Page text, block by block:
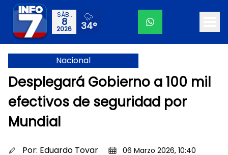
SÁB.,
8
2026 34°
Nacional
Desplegará Gobierno a 100 mil
efectivos de seguridad por
Mundial
Por: Eduardo Tovar
06 Marzo 2026, 10:40